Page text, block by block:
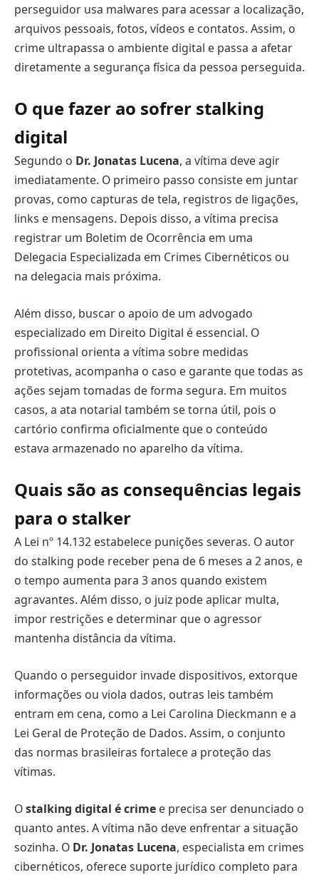
perseguidor usa malwares para acessar a localização,
arquivos pessoais, fotos, vídeos e contatos. Assim, o
crime ultrapassa o ambiente digital e passa a afetar
diretamente a segurança física da pessoa perseguida.
O que fazer ao sofrer stalking
digital
Segundo o Dr. Jonatas Lucena, a vítima deve agir
imediatamente. O primeiro passo consiste em juntar
provas, como capturas de tela, registros de ligações,
links e mensagens. Depois disso, a vítima precisa
registrar um Boletim de Ocorrência em uma
Delegacia Especializada em Crimes Cibernéticos ou
na delegacia mais próxima.
Além disso, buscar o apoio de um advogado
especializado em Direito Digital é essencial. O
profissional orienta a vítima sobre medidas
protetivas, acompanha o caso e garante que todas as
ações sejam tomadas de forma segura. Em muitos
casos, a ata notarial também se torna útil, pois o
cartório confirma oficialmente que o conteúdo
estava armazenado no aparelho da vítima.
Quais são as consequências legais
para o stalker
A Lei nº 14.132 estabelece punições severas. O autor
do stalking pode receber pena de 6 meses a 2 anos, e
o tempo aumenta para 3 anos quando existem
agravantes. Além disso, o juiz pode aplicar multa,
impor restrições e determinar que o agressor
mantenha distância da vítima.
Quando o perseguidor invade dispositivos, extorque
informações ou viola dados, outras leis também
entram em cena, como a Lei Carolina Dieckmann e a
Lei Geral de Proteção de Dados. Assim, o conjunto
das normas brasileiras fortalece a proteção das
vítimas.
Ostalking digital é crime e precisa ser denunciado o
quanto antes. A vítima não deve enfrentar a situação
sozinha. O Dr. Jonatas Lucena, especialista em crimes
cibernéticos, oferece suporte jurídico completo para